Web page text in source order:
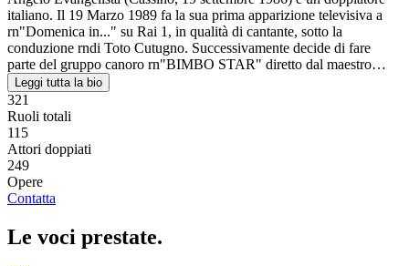
italiano. Il 19 Marzo 1989 fa la sua prima apparizione televisiva a
rn"Domenica in..." su Rai 1, in qualità di cantante, sotto la
conduzione rndi Toto Cutugno. Successivamente decide di fare
parte del gruppo canoro rn"BIMBO STAR" diretto dal maestro…
Leggi tutta la bio
321
Ruoli totali
115
Attori doppiati
249
Opere
Contatta
Le voci prestate.